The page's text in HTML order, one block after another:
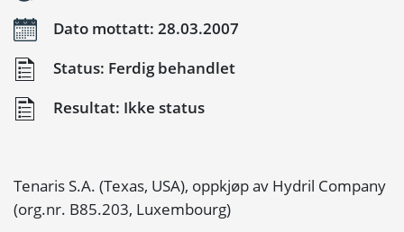
Dato mottatt: 28.03.2007
Status: Ferdig behandlet
Resultat: Ikke status
Tenaris S.A. (Texas, USA), oppkjøp av Hydril Company
(org.nr. B85.203, Luxembourg)